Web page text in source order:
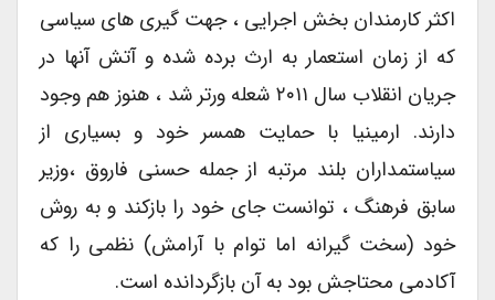
اکثر کارمندان بخش اجرایی ، جهت گیری های سیاسی
که از زمان استعمار به ارث برده شده و آتش آنها در
جریان انقلاب سال ۲۰۱۱ شعله ورتر شد ، هنوز هم وجود
دارند. ارمینیا با حمایت همسر خود و بسیاری از
سیاستمداران بلند مرتبه از جمله حسنی فاروق ،وزیر
سابق فرهنگ ، توانست جای خود را بازکند و به روش
خود (سخت گیرانه اما توام با آرامش) نظمی را که
آکادمی محتاجش بود به آن بازگردانده است.